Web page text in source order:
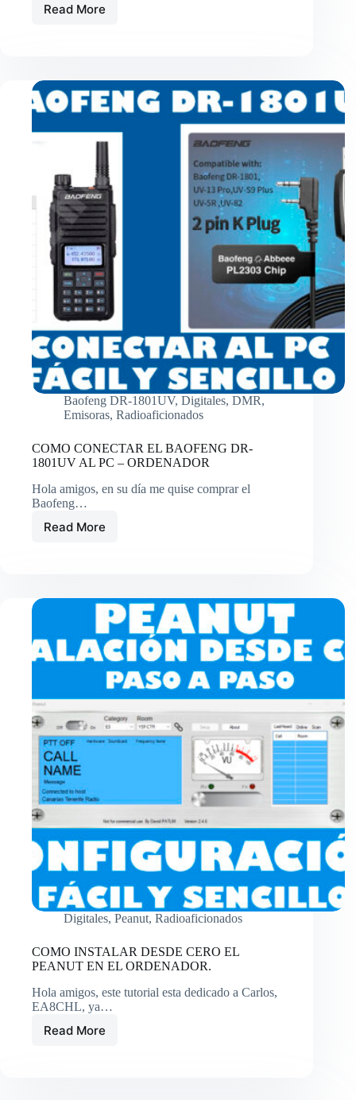
Read More
Instalar
DR-
1801UV
Baofeng DR-1801UV, Digitales, DMR,
Emisoras, Radioaficionados
COMO CONECTAR EL BAOFENG DR-
1801UV AL PC – ORDENADOR
Hola amigos, en su día me quise comprar el
Baofeng…
Read More
COMO
1801UV
PC
–
ORDENADOR
Digitales, Peanut, Radioaficionados
COMO INSTALAR DESDE CERO EL
PEANUT EN EL ORDENADOR.
Hola amigos, este tutorial esta dedicado a Carlos,
EA8CHL, ya…
Read More
COMO